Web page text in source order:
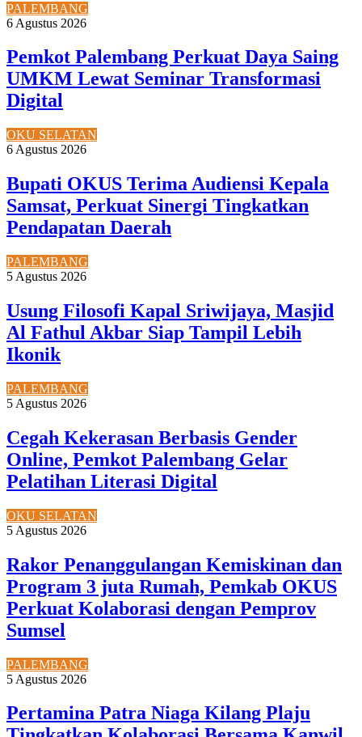
PALEMBANG
6 Agustus 2026
Pemkot Palembang Perkuat Daya Saing
UMKM Lewat Seminar Transformasi
Digital
OKU SELATAN
6 Agustus 2026
Bupati OKUS Terima Audiensi Kepala
Samsat, Perkuat Sinergi Tingkatkan
Pendapatan Daerah
PALEMBANG
5 Agustus 2026
Usung Filosofi Kapal Sriwijaya, Masjid
Al Fathul Akbar Siap Tampil Lebih
Ikonik
PALEMBANG
5 Agustus 2026
Cegah Kekerasan Berbasis Gender
Online, Pemkot Palembang Gelar
Pelatihan Literasi Digital
OKU SELATAN
5 Agustus 2026
Rakor Penanggulangan Kemiskinan dan
Program 3 juta Rumah, Pemkab OKUS
Perkuat Kolaborasi dengan Pemprov
Sumsel
PALEMBANG
5 Agustus 2026
Pertamina Patra Niaga Kilang Plaju